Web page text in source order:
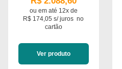
ou ematé 12x de
R$ 174,05 s/ juros no
cartão
Ver produto